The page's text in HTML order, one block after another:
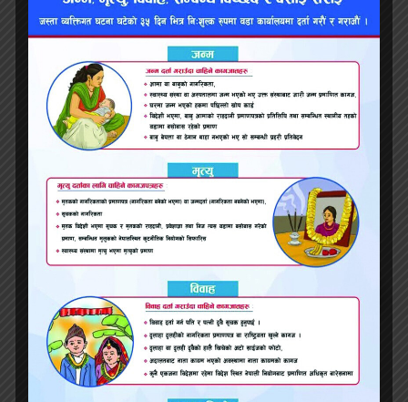
एडप्टेड स्क्रिनप्ले :वुमन टकिङ
ओरिजिनल स्कोर :अल क्वाइट अन द वेस्टर्न फ्रन्ट
यो खबर पढेर तपाईलाई कस्तो
महसुस भयो ?